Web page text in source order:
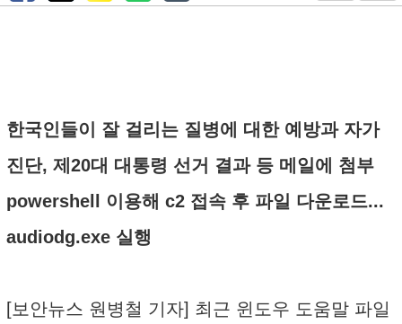
한국인들이 잘 걸리는 질병에 대한 예방과 자가
진단, 제20대 대통령 선거 결과 등 메일에 첨부
powershell 이용해 c2 접속 후 파일 다운로드...
audiodg.exe 실행
[보안뉴스 원병철 기자] 최근 윈도우 도움말 파일